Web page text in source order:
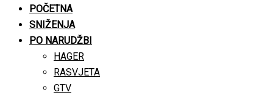
POČETNA
SNIŽENJA
PO NARUDŽBI
HAGER
RASVJETA
GTV